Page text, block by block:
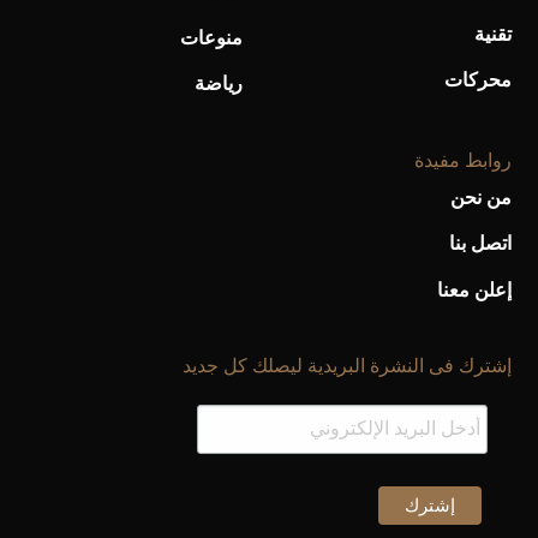
تقنية
محركات
منوعات
رياضة
روابط مفيدة
من نحن
اتصل بنا
إعلن معنا
إشترك فى النشرة البريدية ليصلك كل جديد